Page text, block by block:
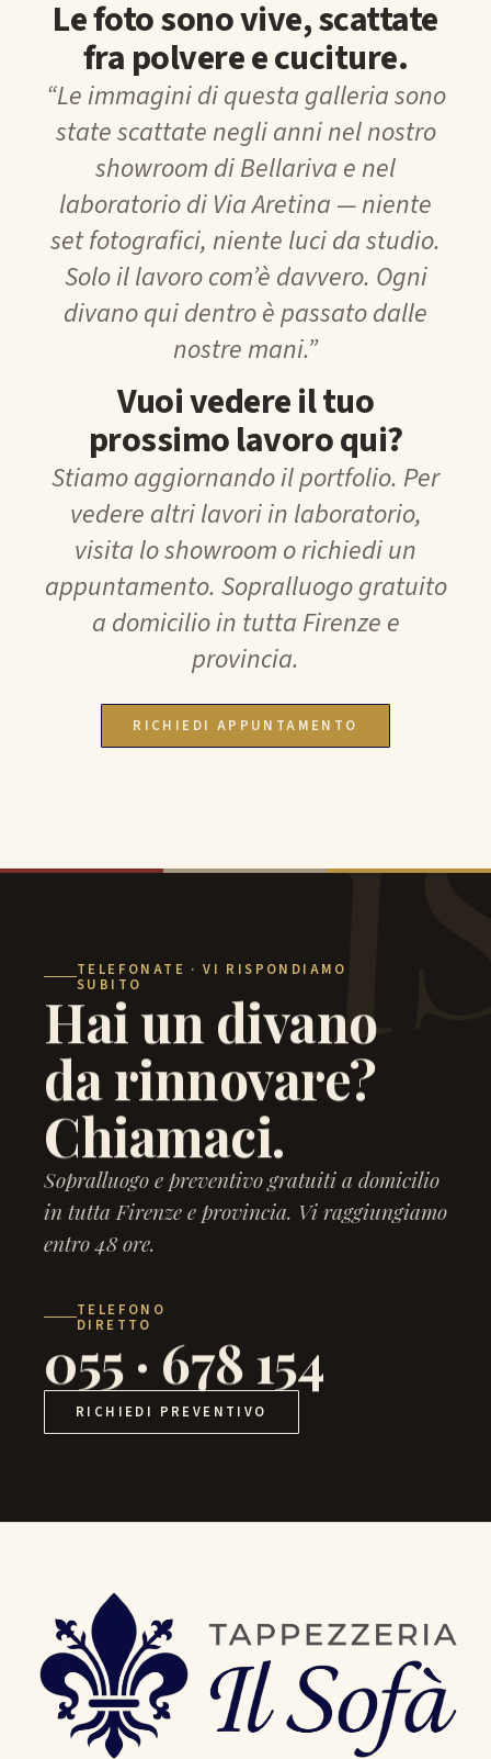
Le foto sono vive, scattate
fra polvere e cuciture.
“Le immagini di questa galleria sono
state scattate negli anni nel nostro
showroom di Bellariva e nel
laboratorio di Via Aretina — niente
set fotografici, niente luci da studio.
Solo il lavoro com’è davvero. Ogni
divano qui dentro è passato dalle
nostre mani.”
Vuoi vedere il tuo
prossimo lavoro qui?
Stiamo aggiornando il portfolio. Per
vedere altri lavori in laboratorio,
visita lo showroom o richiedi un
appuntamento. Sopralluogo gratuito
a domicilio in tutta Firenze e
provincia.
RICHIEDI APPUNTAMENTO
TELEFONATE · VI RISPONDIAMO
SUBITO
Hai un divano
da rinnovare?
Chiamaci.
Sopralluogo e preventivo gratuiti a domicilio
in tutta Firenze e provincia. Vi raggiungiamo
entro 48 ore.
TELEFONO
DIRETTO
055 · 678 154
RICHIEDI PREVENTIVO